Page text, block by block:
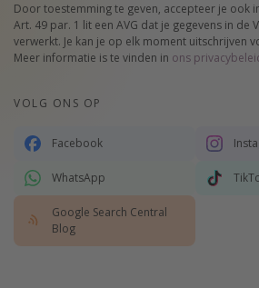
Door toestemming te geven, accepteer je ook
Art. 49 par. 1 lit een AVG dat je gegevens in de
verwerkt. Je kan je op elk moment uitschrijven
Meer informatie is te vinden in ons
VOLG ONS OP
Facebook
WhatsApp
Google Search Central
Blog